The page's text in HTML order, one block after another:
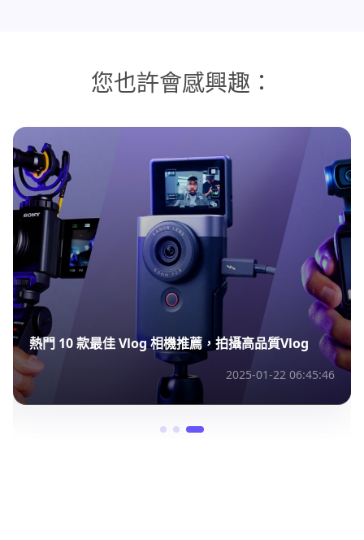
您也許會感興趣：
熱門 10 款最佳 Vlog 相機推薦，拍攝高品質Vlog
2025-01-22 06:45:46